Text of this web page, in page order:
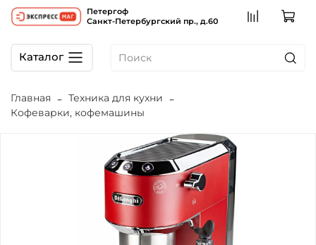
Петергоф
Санкт-Петербургский пр., д.60
Каталог
Главная
Техника для кухни
Кофеварки, кофемашины